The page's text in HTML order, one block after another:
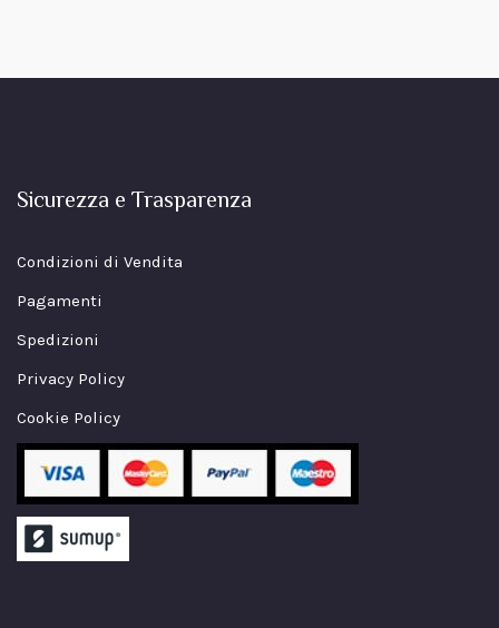
Sicurezza e Trasparenza
Condizioni di Vendita
Pagamenti
Spedizioni
Privacy Policy
Cookie Policy